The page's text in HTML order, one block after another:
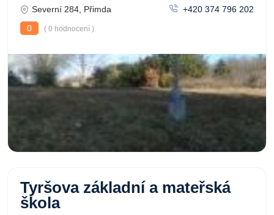
Severní 284, Přimda
+420 374 796 202
0
( 0 hodnocení )
Tyršova základní a mateřská
škola